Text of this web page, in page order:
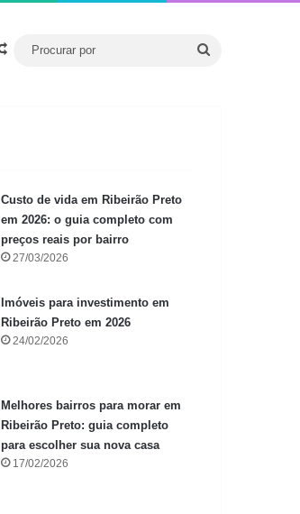
Artigo aleatório
Custo de vida em Ribeirão Preto
em 2026: o guia completo com
preços reais por bairro
27/03/2026
Imóveis para investimento em
Ribeirão Preto em 2026
24/02/2026
Melhores bairros para morar em
Ribeirão Preto: guia completo
para escolher sua nova casa
17/02/2026